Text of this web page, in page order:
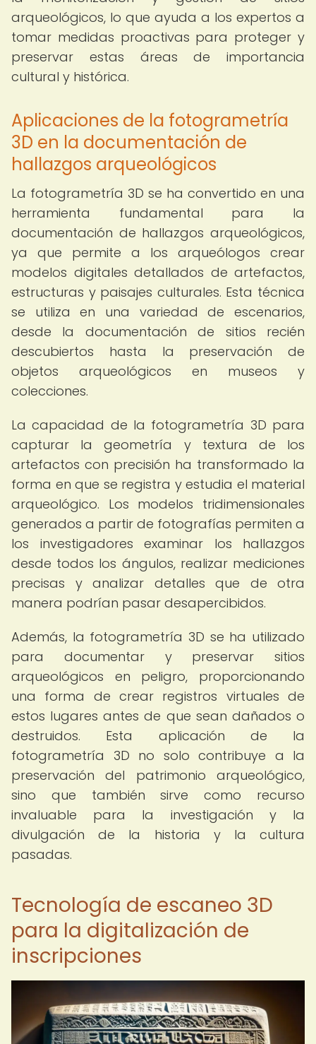
arqueológicos, lo que ayuda a los expertos a
tomar medidas proactivas para proteger y
preservar estas áreas de importancia
cultural y histórica.
Aplicaciones de la fotogrametría
3D en la documentación de
hallazgos arqueológicos
La fotogrametría 3D se ha convertido en una
herramienta fundamental para la
documentación de hallazgos arqueológicos,
ya que permite a los arqueólogos crear
modelos digitales detallados de artefactos,
estructuras y paisajes culturales. Esta técnica
se utiliza en una variedad de escenarios,
desde la documentación de sitios recién
descubiertos hasta la preservación de
objetos arqueológicos en museos y
colecciones.
La capacidad de la fotogrametría 3D para
capturar la geometría y textura de los
artefactos con precisión ha transformado la
forma en que se registra y estudia el material
arqueológico. Los modelos tridimensionales
generados a partir de fotografías permiten a
los investigadores examinar los hallazgos
desde todos los ángulos, realizar mediciones
precisas y analizar detalles que de otra
manera podrían pasar desapercibidos.
Además, la fotogrametría 3D se ha utilizado
para documentar y preservar sitios
arqueológicos en peligro, proporcionando
una forma de crear registros virtuales de
estos lugares antes de que sean dañados o
destruidos. Esta aplicación de la
fotogrametría 3D no solo contribuye a la
preservación del patrimonio arqueológico,
sino que también sirve como recurso
invaluable para la investigación y la
divulgación de la historia y la cultura
pasadas.
Tecnología de escaneo 3D
para la digitalización de
inscripciones